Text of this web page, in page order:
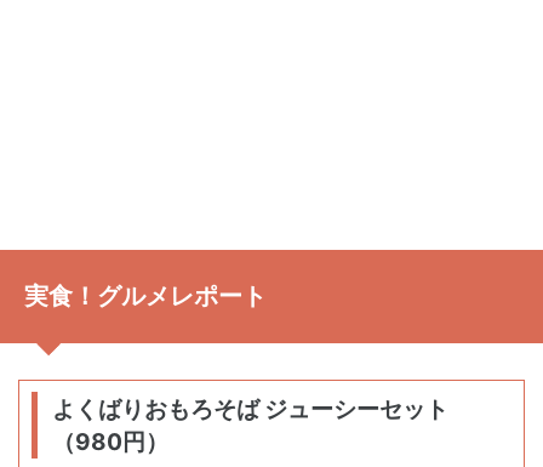
実食！グルメレポート
よくばりおもろそば ジューシーセット
（980円）